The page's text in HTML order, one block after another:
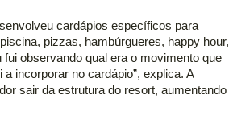
cardápios específicos para
pizzas, hambúrgueres, happy hour,
observando qual era o movimento que
incorporar no cardápio”, explica. A
sair da estrutura do resort, aumentando